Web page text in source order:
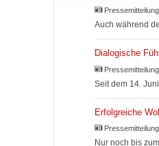
Auch während
Dialogische
Seit dem 14.
Erfolgreiche
Nur noch bis